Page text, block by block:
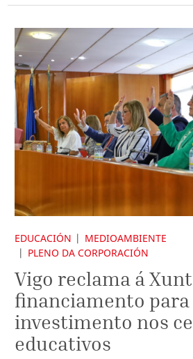
EDUCACIÓN
MEDIOAMBIENTE
PLENO DA CORPORACIÓN
Vigo reclama á
financiamento para
investimento nos
educativos